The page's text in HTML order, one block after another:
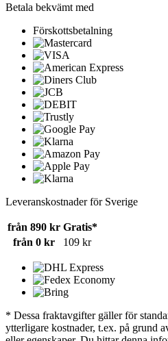
Betala bekvämt med
Förskottsbetalning
Leveranskostnader för Sverige
från 890 kr Gratis*
från 0 kr
109 kr
* Dessa fraktavgifter gäller för
ytterligare kostnader, t.ex. på grund